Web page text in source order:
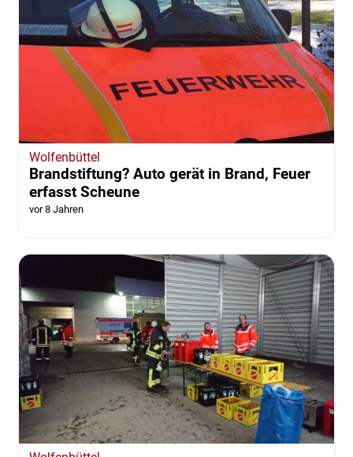
Wolfenbüttel
Brandstiftung? Auto gerät in Brand, Feuer
erfasst Scheune
vor 8 Jahren